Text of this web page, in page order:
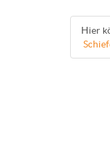
Hier